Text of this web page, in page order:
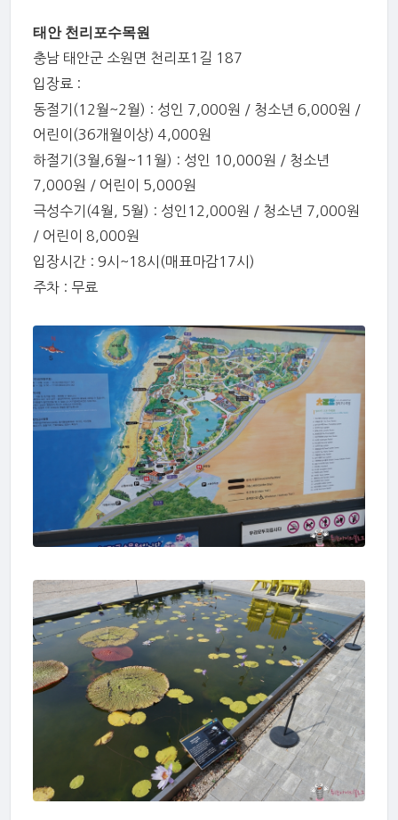
태안 천리포수목원
충남 태안군 소원면 천리포1길 187
입장료 :
동절기(12월~2월) : 성인 7,000원 / 청소년 6,000원 /
어린이(36개월이상) 4,000원
하절기(3월,6월~11월) : 성인 10,000원 / 청소년
7,000원 / 어린이 5,000원
극성수기(4월, 5월) : 성인12,000원 / 청소년 7,000원
/ 어린이 8,000원
입장시간 : 9시~18시(매표마감17시)
주차 : 무료